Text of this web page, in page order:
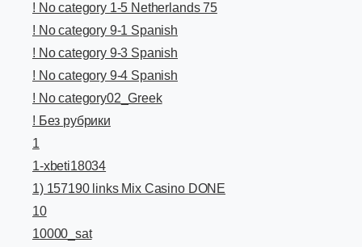
! No category 1-5 Netherlands 75
! No category 9-1 Spanish
! No category 9-3 Spanish
! No category 9-4 Spanish
! No category02_Greek
! Без рубрики
1
1-xbeti18034
1) 157190 links Mix Casino DONE
10
10000_sat